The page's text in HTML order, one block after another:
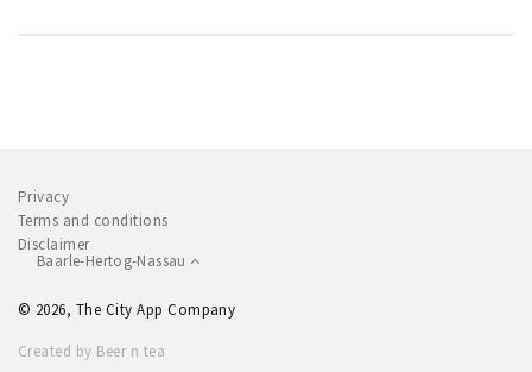
Privacy
Terms and conditions
Disclaimer
Baarle-Hertog-Nassau
© 2026, The City App Company
Created by Beer n tea